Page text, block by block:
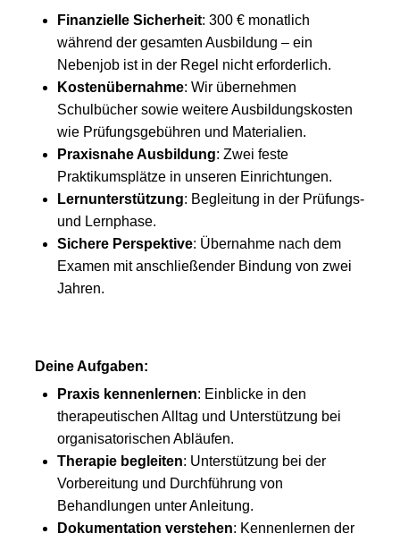
Finanzielle Sicherheit: 300 € monatlich
während der gesamten Ausbildung – ein
Nebenjob ist in der Regel nicht erforderlich.
Kostenübernahme: Wir übernehmen
Schulbücher sowie weitere Ausbildungskosten
wie Prüfungsgebühren und Materialien.
Praxisnahe Ausbildung: Zwei feste
Praktikumsplätze in unseren Einrichtungen.
Lernunterstützung: Begleitung in der Prüfungs-
und Lernphase.
Sichere Perspektive: Übernahme nach dem
Examen mit anschließender Bindung von zwei
Jahren.
Deine Aufgaben:
Praxis kennenlernen: Einblicke in den
therapeutischen Alltag und Unterstützung bei
organisatorischen Abläufen.
Therapie begleiten: Unterstützung bei der
Vorbereitung und Durchführung von
Behandlungen unter Anleitung.
Dokumentation verstehen: Kennenlernen der